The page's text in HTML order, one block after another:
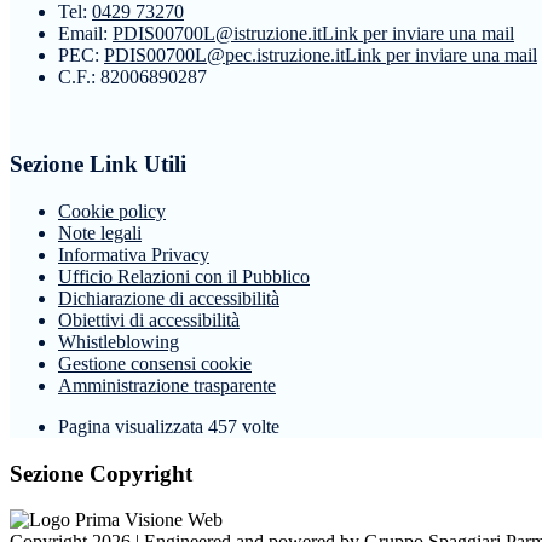
Tel: 0429 73270
Email: PDIS00700L@istruzione.itLink per inviare una mail
PEC: PDIS00700L@pec.istruzione.itLink per inviare una mail
C.F.: 82006890287
Sezione Link Utili
Cookie policy
Note legali
Informativa Privacy
Ufficio Relazioni con il Pubblico
Dichiarazione di accessibilità
Obiettivi di accessibilità
Whistleblowing
Gestione consensi cookie
Amministrazione trasparente
Pagina visualizzata 457 volte
Sezione Copyright